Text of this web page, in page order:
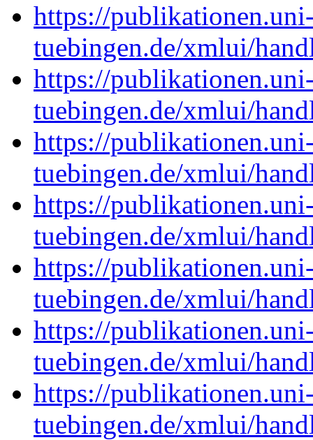
https://
tuebingen.de/xmlui/
https://
tuebingen.de/xmlui/
https://
tuebingen.de/xmlui/
https://
tuebingen.de/xmlui/
https://
tuebingen.de/xmlui/
https://
tuebingen.de/xmlui/
https://
tuebingen.de/xmlui/